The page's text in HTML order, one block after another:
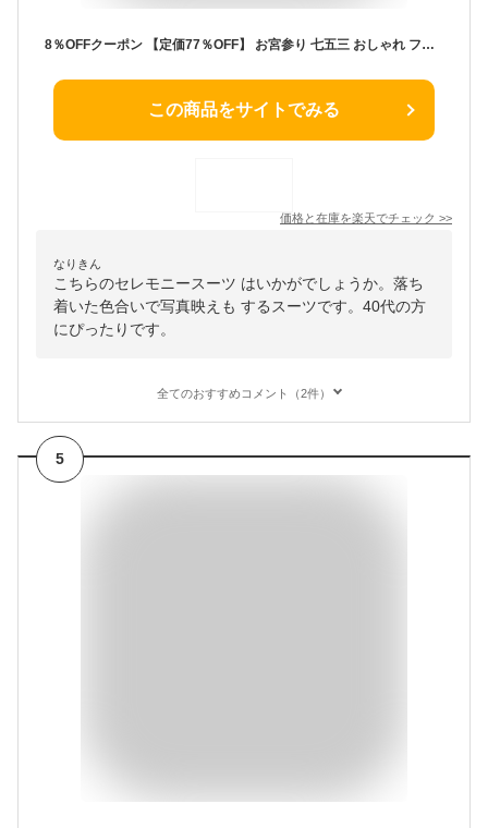
8％OFFクーポン 【定価77％OFF】 お宮参り 七五三 おしゃれ フォーマル ママ ミセス スーツ 卒業式 入学式 入園式 卒園式 母親 結婚式 セレモニー スーツ 服装 着やせ レディース ドレス スーツ 披露宴 お呼ばれ 顔合わせ 結納 発表会 謝恩会 食事会 女子会 母 スーツ 衣装
この商品をサイトでみる
価格と在庫を楽天でチェック >>
なりきん
こちらのセレモニースーツ はいかがでしょうか。落ち
着いた色合いで写真映えも するスーツです。40代の方
にぴったりです。
全てのおすすめコメント（2件）
5